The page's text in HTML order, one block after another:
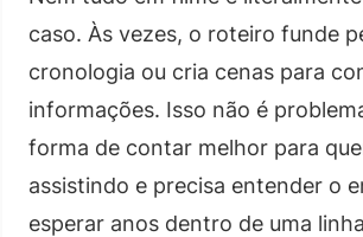
caso. Às vezes, o roteiro funde
cronologia ou cria cenas para
informações. Isso não é
forma de contar melhor para
assistindo e precisa entender o
esperar anos dentro de uma